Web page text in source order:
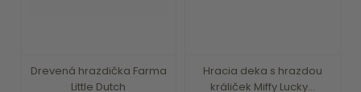
Drevená hrazdička Farma
Little Dutch
Hracia deka s hrazdou
králiček Miffy Lucky...